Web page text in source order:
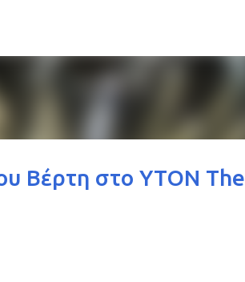
Βέρτη στο ΥΤΟΝ The